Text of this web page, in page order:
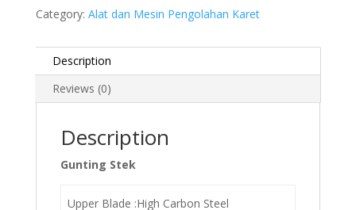
Category: Alat dan Mesin Pengolahan Karet
Description
Reviews (0)
Description
Gunting Stek
Upper Blade :High Carbon Steel